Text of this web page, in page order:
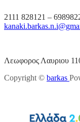
2111 828121 –
Λεωφορος Λαυριου
Copyright © barkas